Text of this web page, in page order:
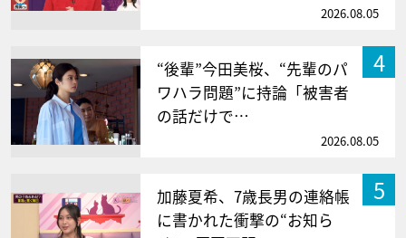
2026.08.05
4
“後輩”今田美桜、“先輩のパ
ワハラ問題”に持論「被害者
の話だけで…
2026.08.05
5
加藤夏希、7歳長男の連絡帳
に書かれた衝撃の“お知ら